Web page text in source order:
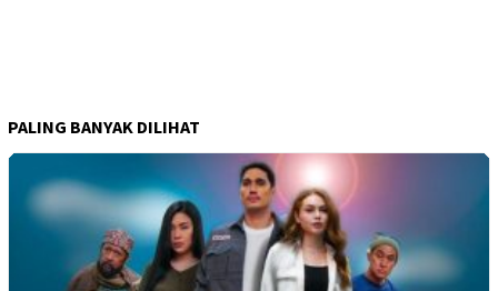
PALING BANYAK DILIHAT